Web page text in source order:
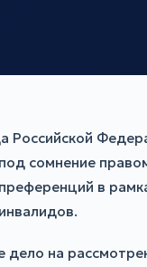
Российской
сомнение
в
на